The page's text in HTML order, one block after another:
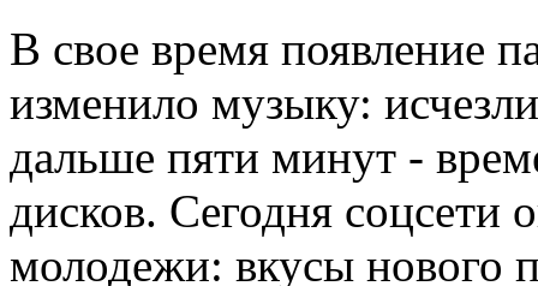
В свое время появление
изменило музыку:
дальше пяти минут -
дисков. Сегодня соцсети
молодежи: вкусы нового